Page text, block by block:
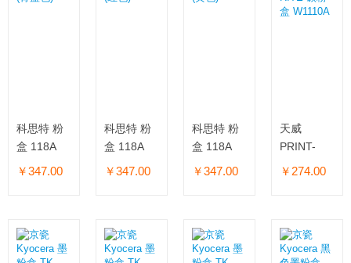
科思特 粉
盒 118A
(青蓝色)
￥347.00
科思特 粉
盒 118A
(红色)
￥347.00
科思特 粉
盒 118A
(黄色)
￥347.00
天威
PRINT-
RITE 碳粉
￥274.00